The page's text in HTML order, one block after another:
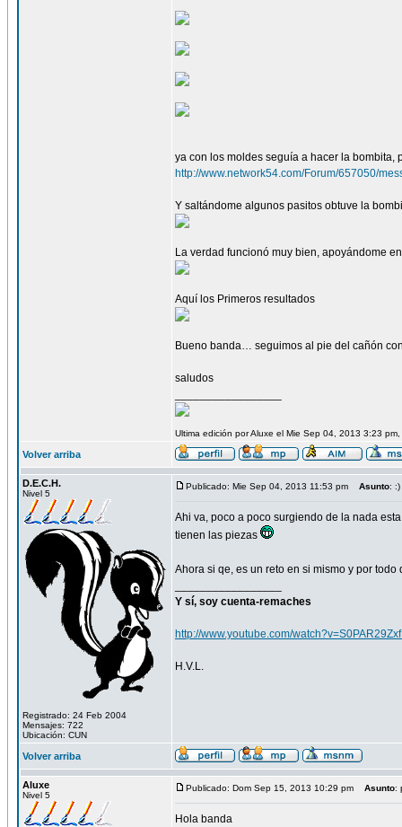
ya con los moldes seguía a hacer la
http://www.network54.com/Forum/657050/
Y saltándome algunos pasitos obtuve la
La verdad funcionó muy bien, apoyándome
Aquí los Primeros resultados
Bueno banda… seguimos al pie del cañón
saludos
Ultima edición por Aluxe el Mie Sep 04, 2013 3:23
Volver arriba
D.E.C.H.
Nivel 5
Registrado: 24 Feb 2004
Mensajes: 722
Ubicación: CUN
Publicado: Mie Sep 04, 2013 11:53 pm Asunto: :)
Ahi va, poco a poco surgiendo de la nada
tienen las piezas
Ahora si qe, es un reto en si mismo y por
Y sí, soy cuenta-remaches
http://www.youtube.com/
H.V.L.
Volver arriba
Aluxe
Nivel 5
Publicado: Dom Sep 15, 2013 10:29 pm Asunto:
Hola banda